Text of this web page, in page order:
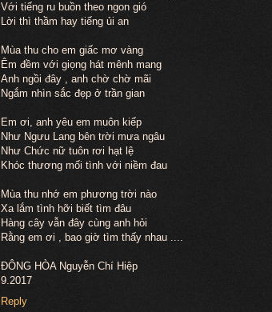
Với tiếng ru buồn theo ngon gió
Lời thì thầm hay tiếng ủi an
Mùa thu cho em giấc mơ vàng
Êm đềm với giọng hát mênh mang
Anh ngồi đây , anh chờ chờ mãi
Ngắm nhìn sắc đẹp ở trần gian
Em ơi, anh yêu em muôn kiếp
Như Ngưu Lang bên trời mưa ngâu
Như Chức nữ tuôn rơi hạt lệ
Khóc thương mối tình với niềm đau
Mùa thu nhớ em phương trời nào
Xa lắm tình hỡi biết tìm đâu
Hàng cây vẫn đây cùng anh hỏi
Rằng em ơi , bao giờ tìm thấy nhau ....
ĐÔNG HÒA Nguyễn Chí Hiệp
9.2017
Reply